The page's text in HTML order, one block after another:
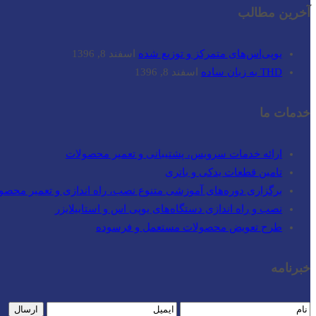
آخرین مطالب
یوپی‌اس‌های متمرکز و توزیع شده
اسفند 8, 1396
THD به زبان ساده
اسفند 8, 1396
خدمات ما
ارائه خدمات سرویس، پشتیبانی و تعمیر محصولات
تامین قطعات یدکی و باتری
برگزاری دوره‌های آموزشی متنوع نصب، راه اندازی و تعمیر
نصب و راه‌ اندازی دستگاه‌های یوپی اس و استابیلایزر
طرح تعویض محصولات مستعمل و فرسوده
خبرنامه
ارسال